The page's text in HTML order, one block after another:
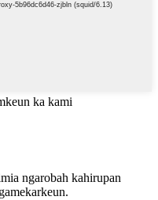
ka kami
ngarobah kahirupan